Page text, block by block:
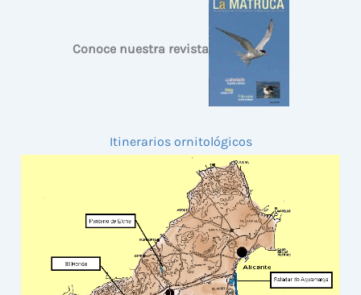
Conoce nuestra revista
Itinerarios ornitológicos